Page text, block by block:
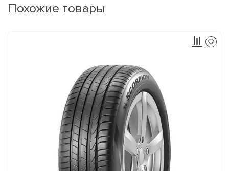
Похожие товары